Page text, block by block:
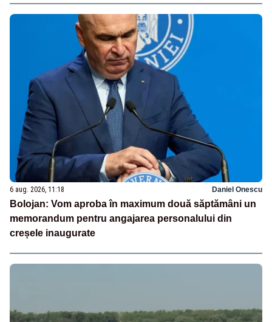
6 aug. 2026, 11:18 Daniel Onescu
Bolojan: Vom aproba în maximum două săptămâni un
memorandum pentru angajarea personalului din
creșele inaugurate